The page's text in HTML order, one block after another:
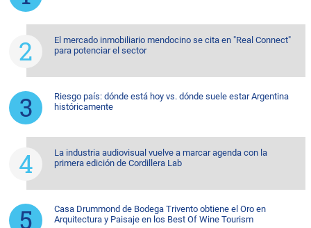
El mercado inmobiliario mendocino se cita en "Real Connect"
para potenciar el sector
Riesgo país: dónde está hoy vs. dónde suele estar Argentina
históricamente
La industria audiovisual vuelve a marcar agenda con la
primera edición de Cordillera Lab
Casa Drummond de Bodega Trivento obtiene el Oro en
Arquitectura y Paisaje en los Best Of Wine Tourism